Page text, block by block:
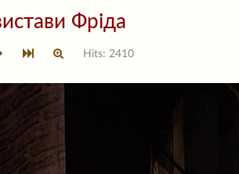
Фріда
Hits: 2410